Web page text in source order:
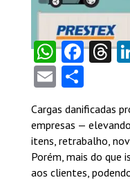
EmailShare
Cargas danificadas
empresas —
itens, retrabalho,
Porém, mais do que
aos clientes,